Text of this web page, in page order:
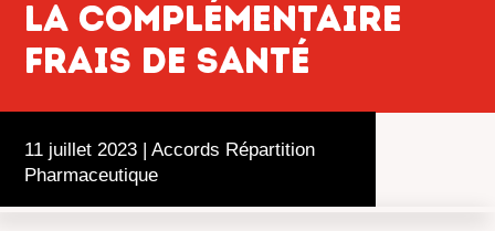
la complémentaire
frais de santé
11 juillet 2023 | Accords Répartition
Pharmaceutique